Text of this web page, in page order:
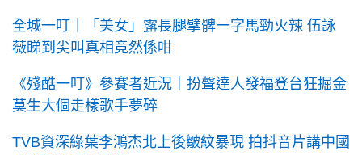
全城一叮｜「美女」露長腿擘髀一字馬勁火辣 伍詠
薇睇到尖叫真相竟然係咁
《殘酷一叮》參賽者近況｜扮聲達人發福登台狂掘金
莫生大個走樣歌手夢碎
TVB資深綠葉李鴻杰北上後皺紋暴現 拍抖音片講中國